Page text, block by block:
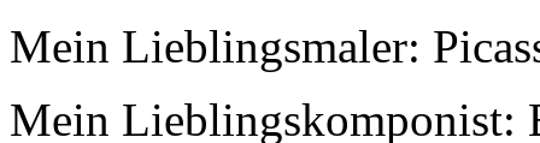
Mein Lieblingsmaler:
Mein Lieblingskomponist: